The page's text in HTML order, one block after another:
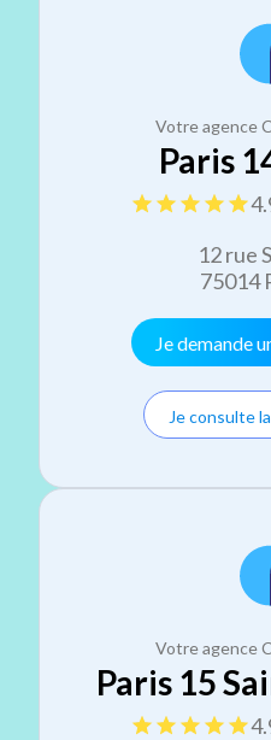
Votre agence
Paris
12 rue
75014
Je demande
Je consulte
Votre agence
Paris 15